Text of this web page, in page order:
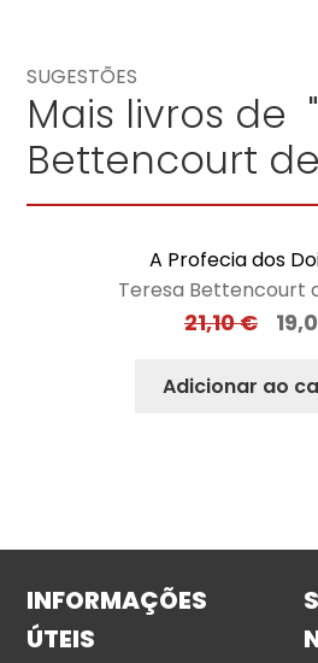
SUGESTÕES
Mais livros de
Bettencourt
A Profecia dos
Teresa Bettencourt
21,10€
Adicionar ao
INFORMAÇÕES
ÚTEIS